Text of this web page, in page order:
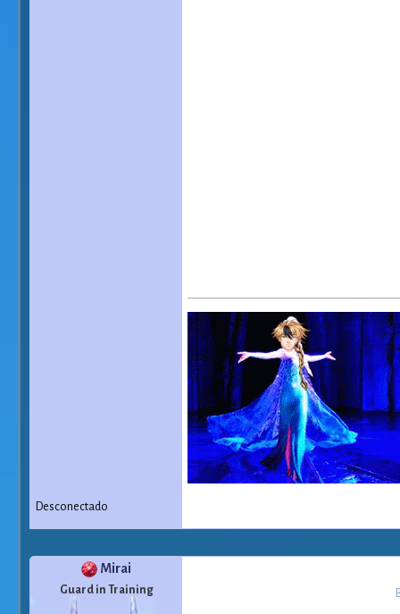
Desconectado
Mirai
Guard in Training